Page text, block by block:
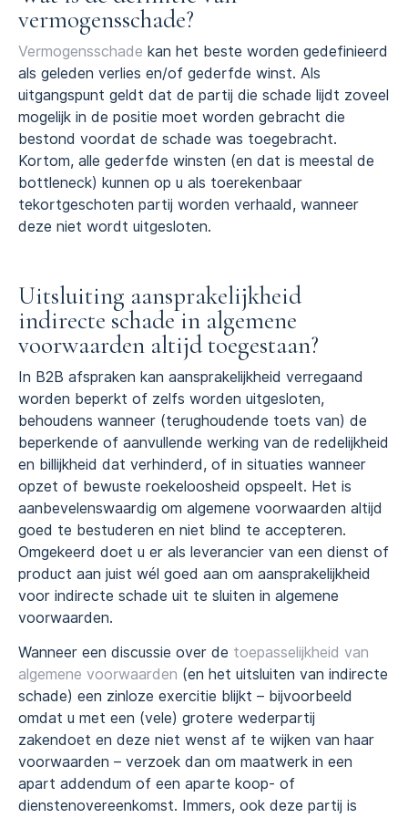
vermogensschade?
Vermogensschade kan het beste worden gedefinieerd
als geleden verlies en/of gederfde winst. Als
uitgangspunt geldt dat de partij die schade lijdt zoveel
mogelijk in de positie moet worden gebracht die
bestond voordat de schade was toegebracht.
Kortom, alle gederfde winsten (en dat is meestal de
bottleneck) kunnen op u als toerekenbaar
tekortgeschoten partij worden verhaald, wanneer
deze niet wordt uitgesloten.
Uitsluiting aansprakelijkheid
indirecte schade in algemene
voorwaarden altijd toegestaan?
In B2B afspraken kan aansprakelijkheid verregaand
worden beperkt of zelfs worden uitgesloten,
behoudens wanneer (terughoudende toets van) de
beperkende of aanvullende werking van de redelijkheid
en billijkheid dat verhinderd, of in situaties wanneer
opzet of bewuste roekeloosheid opspeelt. Het is
aanbevelenswaardig om algemene voorwaarden altijd
goed te bestuderen en niet blind te accepteren.
Omgekeerd doet u er als leverancier van een dienst of
product aan juist wél goed aan om aansprakelijkheid
voor indirecte schade uit te sluiten in algemene
voorwaarden.
Wanneer een discussie over de toepasselijkheid van
algemene voorwaarden (en het uitsluiten van indirecte
schade) een zinloze exercitie blijkt – bijvoorbeeld
omdat u met een (vele) grotere wederpartij
zakendoet en deze niet wenst af te wijken van haar
voorwaarden – verzoek dan om maatwerk in een
apart addendum of een aparte koop- of
dienstenovereenkomst. Immers, ook deze partij is